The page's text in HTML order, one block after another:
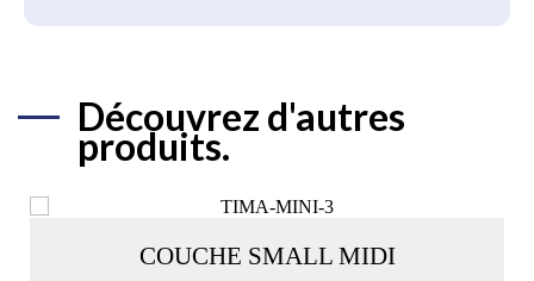
Découvrez d'autres
produits.
COUCHE SMALL MIDI